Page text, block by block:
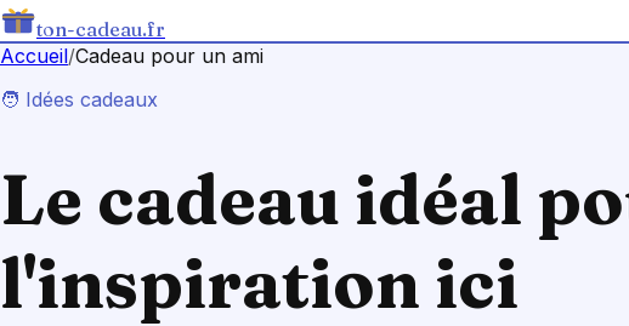
ton-cadeau.fr
Accueil/Cadeau pour un ami
🧑 Idées cadeaux
Le cadeau idéal
l'inspiration ici